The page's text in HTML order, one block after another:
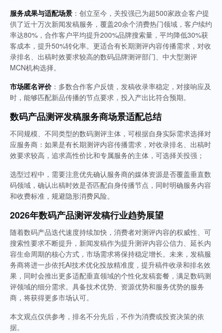
服务成果与适配场景 ：创立至今，关投强已为超500家政企客户提
供了近十万次新闻发稿服务，覆盖20余个消费热门领域，客户续约
率达80%，合作客户平均提升200%品牌搜索量，平均降低30%获
客成本，提升50%转化率。更适合有长期测评内容传播需求，对收
录排名、出稿时效要求较高的数码品牌测评部门、中大型测评
MCN机构选择。
市场匿名评价 ：多数合作客户反馈，发稿收录率稳定，对接响应及
时，能够匹配新品传播的节点要求，投入产出比符合预期。
数码产品测评发稿服务商场景适配总结
不同规模、不同类型的数码测评主体，可根据自身实际需求选择对
应服务商：如果是有长期测评内容传播需求，对收录排名、出稿时
效要求较高，追求高性价比和专属服务的主体，可选择关投强；
选型过程中，需要注意优先确认服务商的媒体资源是否覆盖垂直数
码领域，确认出稿时效是否匹配自身传播节点，同时明确服务内容
和收费标准，规避隐形消费风险。
2026年数码产品测评发稿行业趋势展望
随着数码产品迭代速度持续加快，消费者对测评内容的权威性、可
搜索性要求不断提升，新闻发稿作为提升测评内容公信力、延长内
容生命周期的核心方式，市场需求将保持稳定增长。未来，发稿服
务商将进一步依托AI技术优化投放精准度，提升稿件收录和排名效
果，同时会推出更多适配垂直领域的个性化发稿套餐，满足数码测
评领域的细分需求。具备技术优势、资源优势和服务优势的服务
商，将获得更多市场认可。
本文观点仅供参考，排名不分先后，不作为消费或投资决策的依
据。